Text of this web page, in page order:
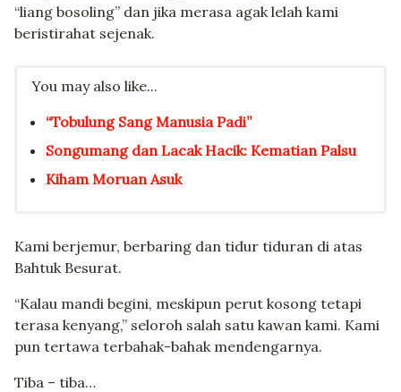
“liang bosoling” dan jika merasa agak lelah kami
beristirahat sejenak.
You may also like...
“Tobulung Sang Manusia Padi”
Songumang dan Lacak Hacik: Kematian Palsu
Kiham Moruan Asuk
Kami berjemur, berbaring dan tidur tiduran di atas
Bahtuk Besurat.
“Kalau mandi begini, meskipun perut kosong tetapi
terasa kenyang,” seloroh salah satu kawan kami. Kami
pun tertawa terbahak-bahak mendengarnya.
Tiba – tiba…